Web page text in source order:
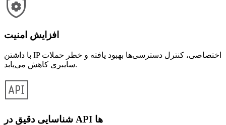
افزایش امنیت
با داشتن IP اختصاصی، کنترل دسترسی‌ها بهبود یافته و خطر حملات
سایبری کاهش می‌یابد.
شناسایی دقیق در API ها